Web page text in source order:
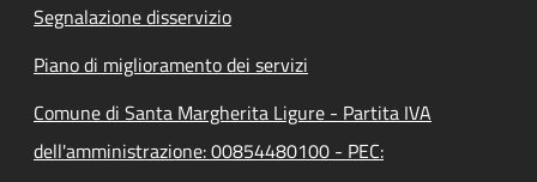
Segnalazione disservizio
Piano di miglioramento dei servizi
Comune di Santa Margherita Ligure - Partita IVA
dell'amministrazione: 00854480100 - PEC: